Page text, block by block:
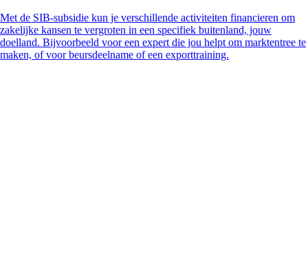
Met de SIB-subsidie kun je verschillende activiteiten financieren om
zakelijke kansen te vergroten in een specifiek buitenland, jouw
doelland. Bijvoorbeeld voor een expert die jou helpt om marktentree te
maken, of voor beursdeelname of een exporttraining.